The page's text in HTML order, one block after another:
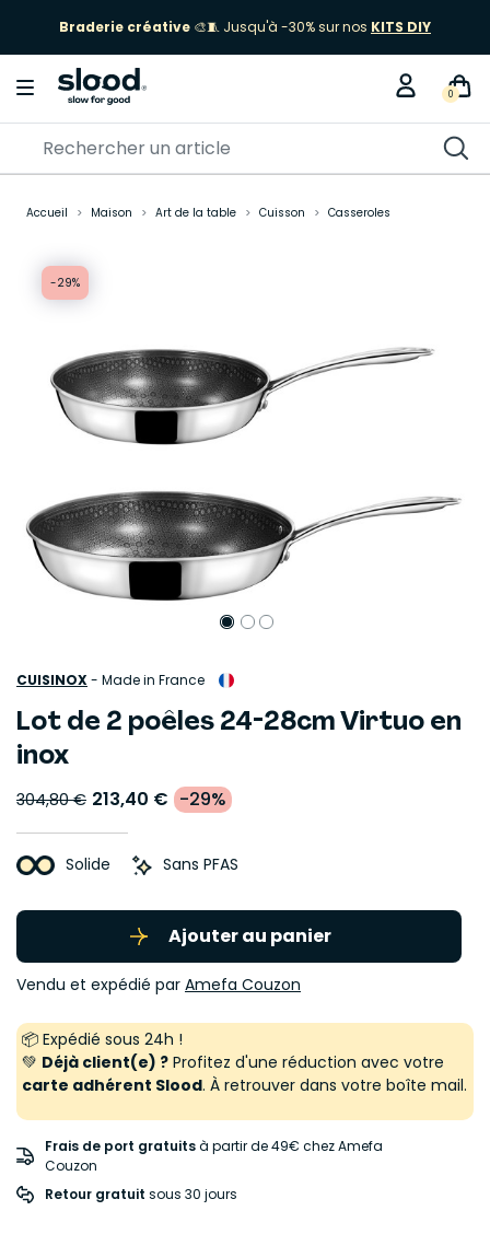
Braderie créative 🎨🧵 Jusqu'à -30% sur nos KITS DIY
0
Accueil Maison Art de la table Cuisson Casseroles
-29%
CUISINOX - Made in France
Lot de 2 poêles 24-28cm Virtuo en
inox
304,80 € 213,40 € -29%
Solide Sans PFAS
Ajouter au panier
Vendu et expédié par Amefa Couzon
📦 Expédié sous 24h !
💚 Déjà client(e) ? Profitez d'une réduction avec votre
carte adhérent Slood. À retrouver dans votre boîte mail.
Frais de port gratuitsà partir de 49€ chez Amefa
Couzon
Retour gratuit sous 30 jours